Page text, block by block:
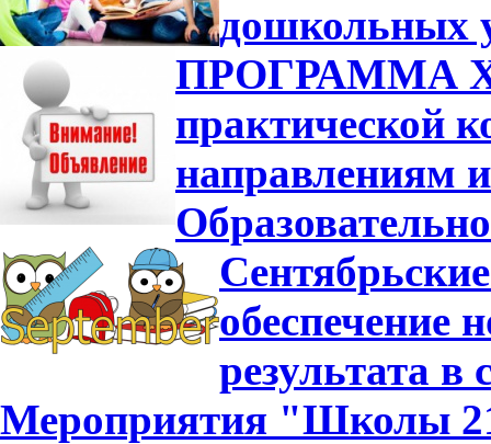
дошкольных
ПРОГРАММА
практической
направлениям
обеспечение
результата
Мероприятия "Школы